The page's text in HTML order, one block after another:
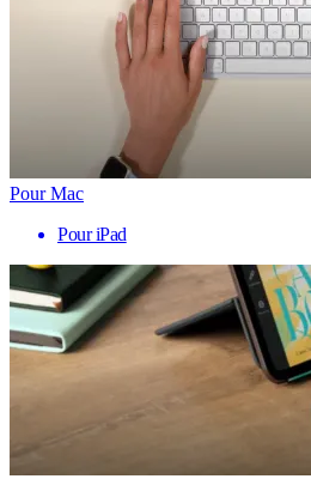
Pour Mac
Pour iPad